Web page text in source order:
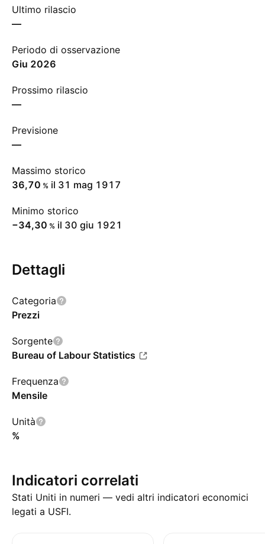
Ultimo rilascio
—
Periodo di osservazione
giu 2026
Prossimo rilascio
—
Previsione
—
Massimo storico
36,70 % il 31 mag 1917
Minimo storico
−34,30 % il 30 giu 1921
Dettagli
Categoria
Prezzi
Sorgente
Bureau of Labour Statistics
Frequenza
Mensile
Unità
%
Indicatori correlati
Stati Uniti in numeri — vedi altri indicatori economici
legati a USFI.